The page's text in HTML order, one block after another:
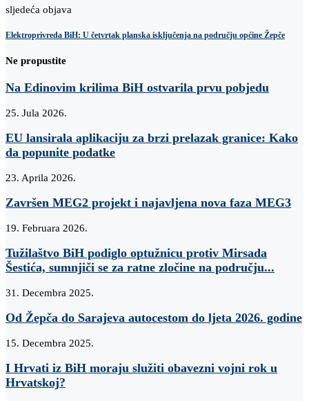
sljedeća objava
Elektroprivreda BiH: U četvrtak planska isključenja na području općine Žepče
Ne propustite
Na Edinovim krilima BiH ostvarila prvu pobjedu
25. Jula 2026.
EU lansirala aplikaciju za brzi prelazak granice: Kako
da popunite podatke
23. Aprila 2026.
Završen MEG2 projekt i najavljena nova faza MEG3
19. Februara 2026.
Tužilaštvo BiH podiglo optužnicu protiv Mirsada
Šestića, sumnjiči se za ratne zločine na području...
31. Decembra 2025.
Od Žepča do Sarajeva autocestom do ljeta 2026. godine
15. Decembra 2025.
I Hrvati iz BiH moraju služiti obavezni vojni rok u
Hrvatskoj?